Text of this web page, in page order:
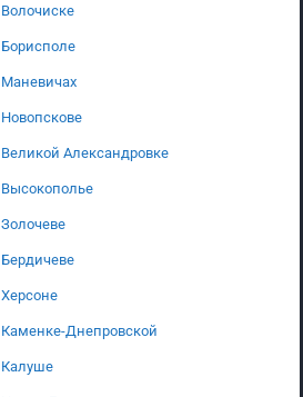
Александровке
Днепровской
Калуше